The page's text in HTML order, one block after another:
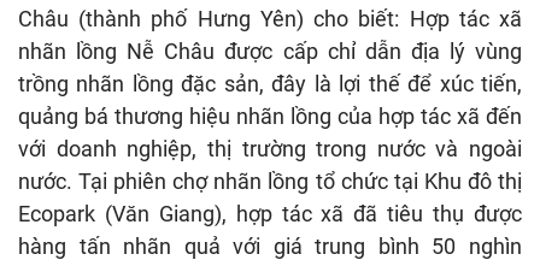
Châu (thành phố Hưng Yên) cho biết: Hợp tác xã
nhãn lồng Nễ Châu được cấp chỉ dẫn địa lý vùng
trồng nhãn lồng đặc sản, đây là lợi thế để xúc tiến,
quảng bá thương hiệu nhãn lồng của hợp tác xã đến
với doanh nghiệp, thị trường trong nước và ngoài
nước. Tại phiên chợ nhãn lồng tổ chức tại Khu đô thị
Ecopark (Văn Giang), hợp tác xã đã tiêu thụ được
hàng tấn nhãn quả với giá trung bình 50 nghìn